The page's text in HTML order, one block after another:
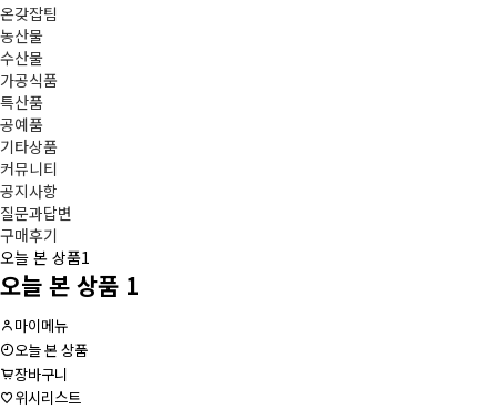
온갖잡팀
농산물
수산물
가공식품
특산품
공예품
기타상품
커뮤니티
공지사항
질문과답변
구매후기
오늘 본 상품1
오늘 본 상품 1
마이메뉴
오늘 본 상품
장바구니
위시리스트